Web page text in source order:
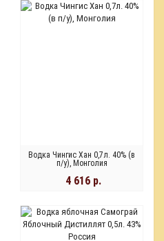
Водка Чингис Хан 0,7л. 40% (в
п/у), Монголия
4 616 р.